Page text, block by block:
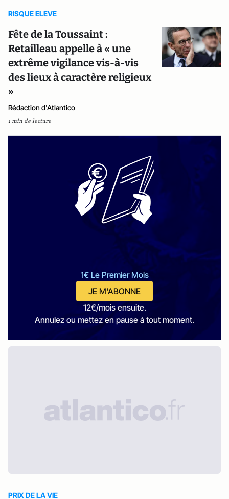
RISQUE ELEVE
Fête de la Toussaint :
Retailleau appelle à « une
extrême vigilance vis-à-vis
des lieux à caractère religieux
»
Rédaction d'Atlantico
1 min de lecture
1€ Le Premier Mois
JE M'ABONNE
12€/mois ensuite.
Annulez ou mettez en pause à tout moment.
PRIX DE LA VIE